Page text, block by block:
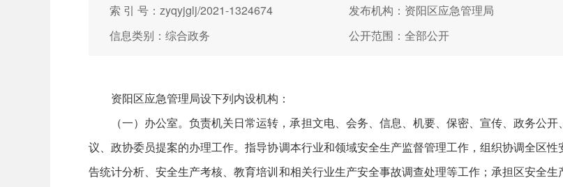
索 引 号：zyqyjglj/2021-1324674 发布机构：资阳区应急管理局
信息类别：综合政务
公开范围：全部公开
资阳区应急管理局设下列内设机构：
（一）办公室。负责机关日常运转，承担文电、会务、信息、机要、保密、宣传、政务公
议、政协委员提案的办理工作。指导协调本行业和领域安全生产监督管理工作，组织协调全区
告统计分析、安全生产考核、教育培训和相关行业生产安全事故调查处理等工作；承担区安全